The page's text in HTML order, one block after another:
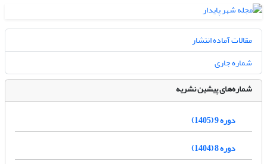
مقالات آماده انتشار
شماره جاری
شماره‌های پیشین نشریه
دوره 9 (1405)
دوره 8 (1404)